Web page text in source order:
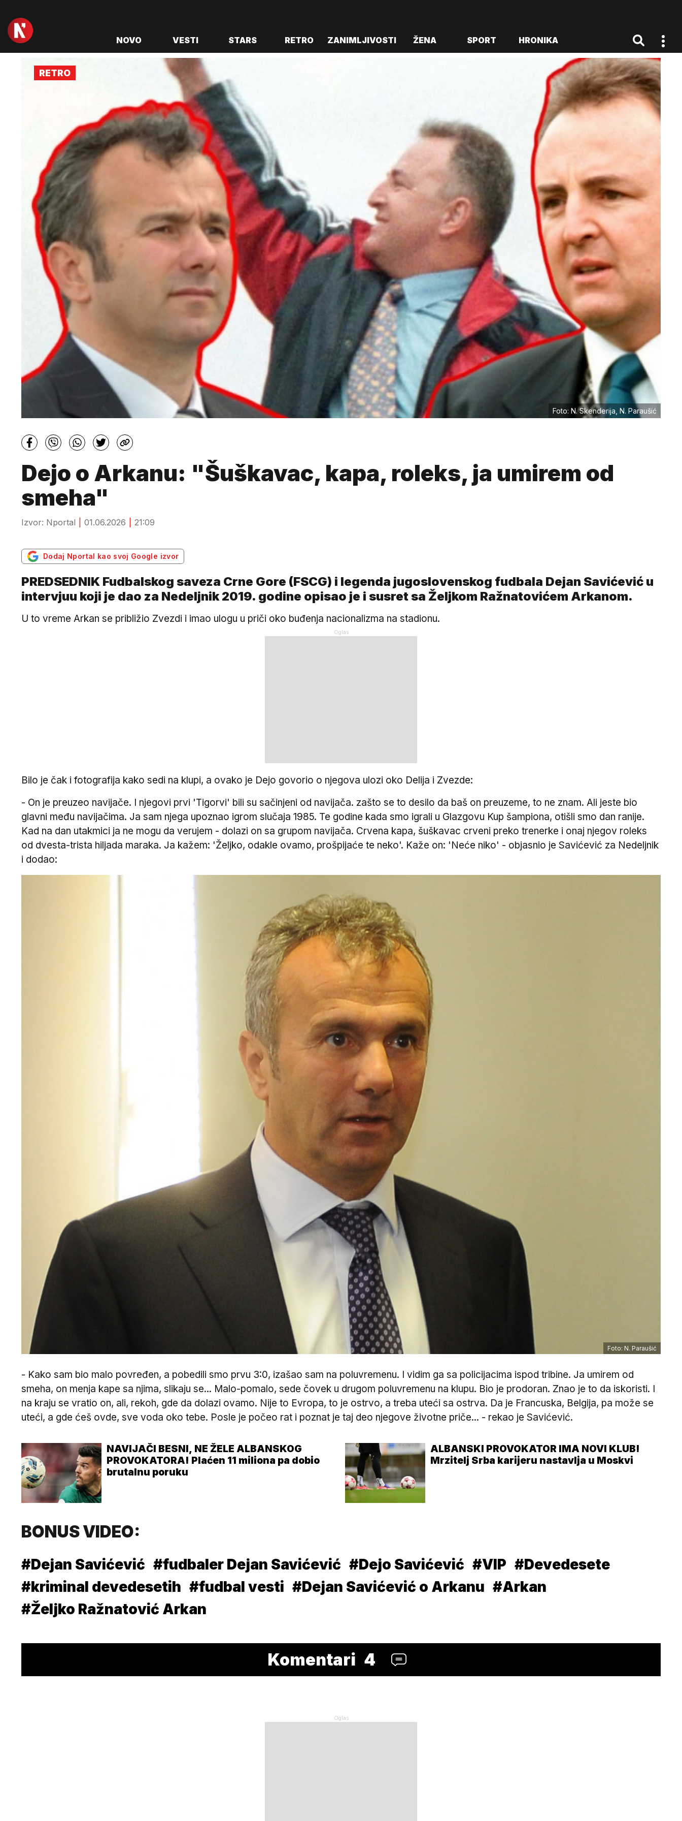
NOVO VESTI STARS RETRO ZANIMLJIVOSTI ŽENA SPORT HRONIKA
Foto: N. Skenderija, N. Paraušić
RETRO
Dejo o Arkanu: "Šuškavac, kapa, roleks, ja umirem od
smeha"
Izvor: Nportal 01.06.2026 21:09
Dodaj Nportal kao svoj Google izvor
PREDSEDNIK Fudbalskog saveza Crne Gore (FSCG) i legenda jugoslovenskog fudbala Dejan Savićević u
intervjuu koji je dao za Nedeljnik 2019. godine opisao je i susret sa Željkom Ražnatovićem Arkanom.
U to vreme Arkan se približio Zvezdi i imao ulogu u priči oko buđenja nacionalizma na stadionu.
Bilo je čak i fotografija kako sedi na klupi, a ovako je Dejo govorio o njegova ulozi oko Delija i Zvezde:
- On je preuzeo navijače. I njegovi prvi 'Tigorvi' bili su sačinjeni od navijača. zašto se to desilo da baš on preuzeme, to ne znam. Ali jeste bio
glavni među navijačima. Ja sam njega upoznao igrom slučaja 1985. Te godine kada smo igrali u Glazgovu Kup šampiona, otišli smo dan ranije.
Kad na dan utakmici ja ne mogu da verujem - dolazi on sa grupom navijača. Crvena kapa, šuškavac crveni preko trenerke i onaj njegov roleks
od dvesta-trista hiljada maraka. Ja kažem: 'Željko, odakle ovamo, prošpijaće te neko'. Kaže on: 'Neće niko' - objasnio je Savićević za Nedeljnik
i dodao:
Foto: N. Paraušić
- Kako sam bio malo povređen, a pobedili smo prvu 3:0, izašao sam na poluvremenu. I vidim ga sa policijacima ispod tribine. Ja umirem od
smeha, on menja kape sa njima, slikaju se... Malo-pomalo, sede čovek u drugom poluvremenu na klupu. Bio je prodoran. Znao je to da iskoristi. I
na kraju se vratio on, ali, rekoh, gde da dolazi ovamo. Nije to Evropa, to je ostrvo, a treba uteći sa ostrva. Da je Francuska, Belgija, pa može se
uteći, a gde ćeš ovde, sve voda oko tebe. Posle je počeo rat i poznat je taj deo njegove životne priče... - rekao je Savićević.
NAVIJAČI BESNI, NE ŽELE ALBANSKOG
PROVOKATORA! Plaćen 11 miliona pa dobio
brutalnu poruku
ALBANSKI PROVOKATOR IMA NOVI KLUB!
Mrzitelj Srba karijeru nastavlja u Moskvi
BONUS VIDEO:
#Dejan Savićević #fudbaler Dejan Savićević #Dejo Savićević #VIP #Devedesete
#kriminal devedesetih #fudbal vesti #Dejan Savićević o Arkanu #Arkan
#Željko Ražnatović Arkan
Komentari 4